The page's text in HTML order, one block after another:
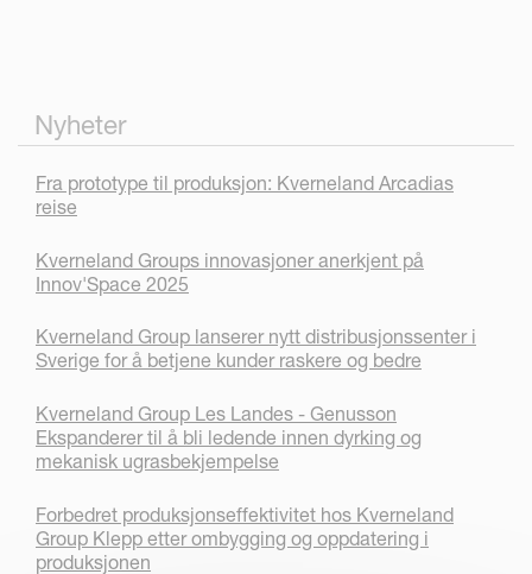
Nyheter
Fra prototype til produksjon: Kverneland Arcadias
reise
Kverneland Groups innovasjoner anerkjent på
Innov'Space 2025
Kverneland Group lanserer nytt distribusjonssenter i
Sverige for å betjene kunder raskere og bedre
Kverneland Group Les Landes - Genusson
Ekspanderer til å bli ledende innen dyrking og
mekanisk ugrasbekjempelse
Forbedret produksjonseffektivitet hos Kverneland
Group Klepp etter ombygging og oppdatering i
produksjonen